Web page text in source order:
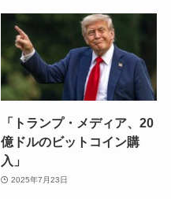
「トランプ・メディア、20
億ドルのビットコイン購
入」
2025年7月23日